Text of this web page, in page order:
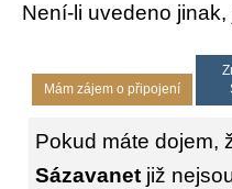
Není-li uvedeno
Mám zájem o připojení
Pokud máte dojem,
Sázavanetjiž